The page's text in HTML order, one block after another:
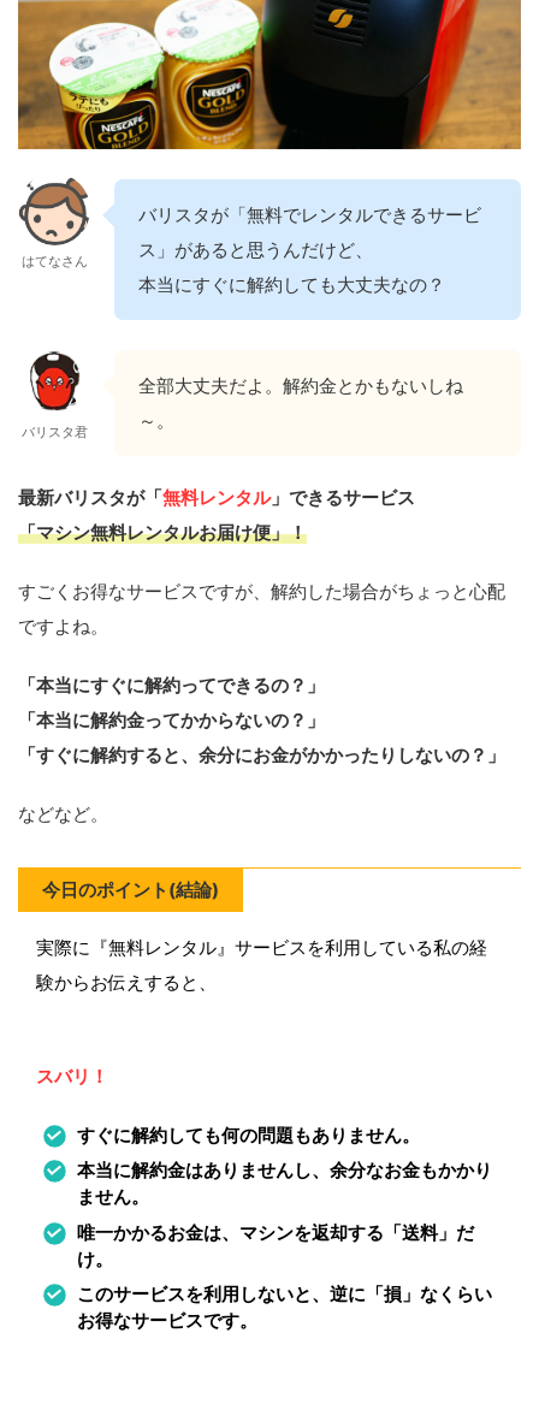
はてなさん
バリスタが「無料でレンタルできるサービ
ス」があると思うんだけど、
本当にすぐに解約しても大丈夫なの？
バリスタ君
全部大丈夫だよ。解約金とかもないしね
～。
最新バリスタが「無料レンタル」できるサービス
「マシン無料レンタルお届け便」！
すごくお得なサービスですが、解約した場合がちょっと心配
ですよね。
「本当にすぐに解約ってできるの？」
「本当に解約金ってかからないの？」
「すぐに解約すると、余分にお金がかかったりしないの？」
などなど。
今日のポイント(結論)
実際に『無料レンタル』サービスを利用している私の経
験からお伝えすると、
スバリ！
すぐに解約しても何の問題もありません。
本当に解約金はありませんし、余分なお金もかかり
ません。
唯一かかるお金は、マシンを返却する「送料」だ
け。
このサービスを利用しないと、逆に「損」なくらい
お得なサービスです。